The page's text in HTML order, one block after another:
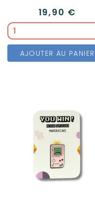
19,90 €
AJOUTER AU PANIER